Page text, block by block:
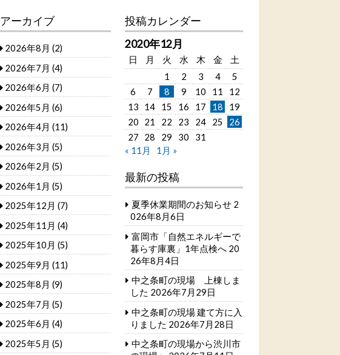
アーカイブ
2026年8月 (2)
2026年7月 (4)
2026年6月 (7)
2026年5月 (6)
2026年4月 (11)
2026年3月 (5)
2026年2月 (5)
2026年1月 (5)
2025年12月 (7)
2025年11月 (4)
2025年10月 (5)
2025年9月 (11)
2025年8月 (9)
2025年7月 (5)
2025年6月 (4)
2025年5月 (5)
投稿カレンダー
2020年12月
日 月 火 水 木 金
土
1
2 3 4
5
6
7 8 9 10 11
12
13
14 15 16 17 18
19
20
21 22 23 24 25
26
27
28 29 30
31
« 11月
1月 »
最新の投稿
夏季休業期間のお知らせ 2
026年8月6日
富岡市「自然エネルギーで
暮らす庫裏」1年点検へ 20
26年8月4日
中之条町の現場 上棟しま
した 2026年7月29日
中之条町の現場 建て方に入
りました 2026年7月28日
中之条町の現場から渋川市